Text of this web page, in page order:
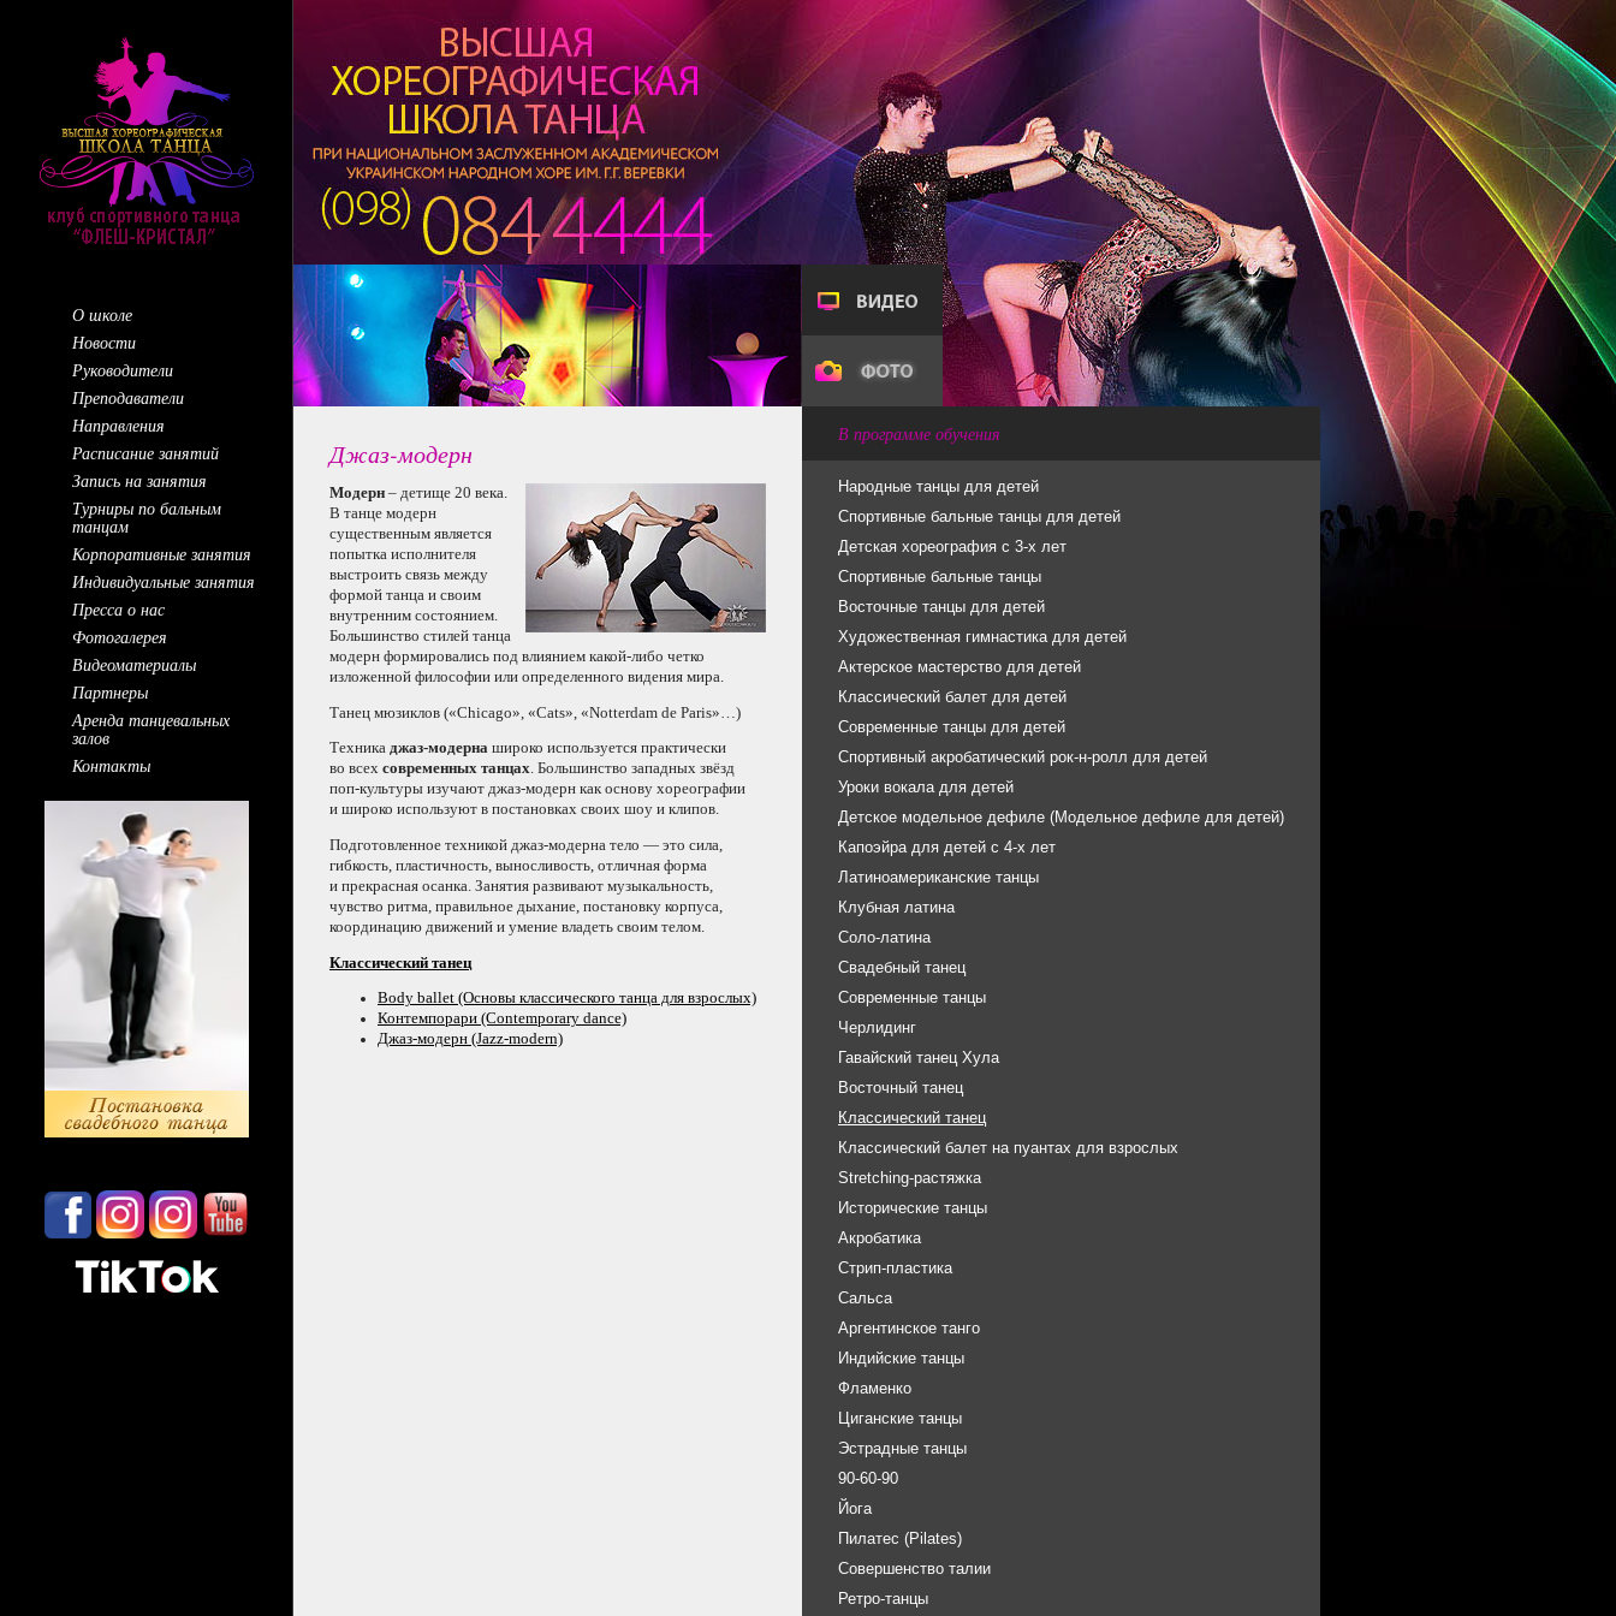
О школе
Новости
Руководители
Преподаватели
Направления
Расписание занятий
Запись на занятия
Турниры по бальным
танцам
Корпоративные занятия
Индивидуальные занятия
Пресса о нас
Фотогалерея
Видеоматериалы
Партнеры
Аренда танцевальных
залов
Контакты
Джаз-модерн
Модерн – детище 20 века.
В танце модерн
существенным является
попытка исполнителя
выстроить связь между
формой танца и своим
внутренним состоянием.
Большинство стилей танца
модерн формировались под влиянием какой-либо четко
изложенной философии или определенного видения мира.
Танец мюзиклов («Chicago», «Cats», «Notterdam de Paris»…)
Техника джаз-модерна широко используется практически
во всех современных танцах. Большинство западных звёзд
поп-культуры изучают джаз-модерн как основу хореографии
и широко используют в постановках своих шоу и клипов.
Подготовленное техникой джаз-модерна тело — это сила,
гибкость, пластичность, выносливость, отличная форма
и прекрасная осанка. Занятия развивают музыкальность,
чувство ритма, правильное дыхание, постановку корпуса,
координацию движений и умение владеть своим телом.
Классический танец
Body ballet (Основы классического танца для взрослых)
Контемпорари (Contemporary dance)
Джаз-модерн (Jazz-modern)
В программе обучения
Народные танцы для детей
Спортивные бальные танцы для детей
Детская хореография с 3-х лет
Спортивные бальные танцы
Восточные танцы для детей
Художественная гимнастика для детей
Актерское мастерство для детей
Классический балет для детей
Современные танцы для детей
Спортивный акробатический рок-н-ролл для детей
Уроки вокала для детей
Детское модельное дефиле (Модельное дефиле для детей)
Капоэйра для детей с 4-х лет
Латиноамериканские танцы
Клубная латина
Соло-латина
Свадебный танец
Современные танцы
Черлидинг
Гавайский танец Хула
Восточный танец
Классический танец
Классический балет на пуантах для взрослых
Stretching-растяжка
Исторические танцы
Акробатика
Стрип-пластика
Сальса
Аргентинское танго
Индийские танцы
Фламенко
Циганские танцы
Эстрадные танцы
90-60-90
Йога
Пилатес (Pilates)
Совершенство талии
Ретро-танцы